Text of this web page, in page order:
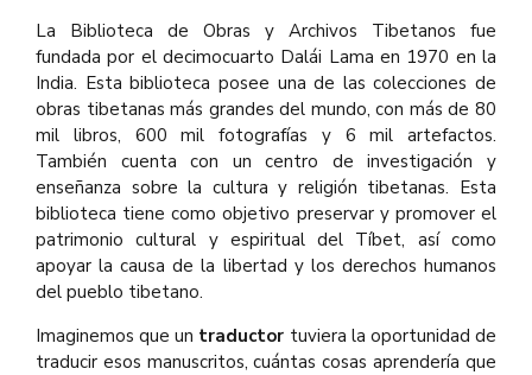
La Biblioteca de Obras y Archivos Tibetanos fue
fundada por el decimocuarto Dalái Lama en 1970 en la
India. Esta biblioteca posee una de las colecciones de
obras tibetanas más grandes del mundo, con más de 80
mil libros, 600 mil fotografías y 6 mil artefactos.
También cuenta con un centro de investigación y
enseñanza sobre la cultura y religión tibetanas. Esta
biblioteca tiene como objetivo preservar y promover el
patrimonio cultural y espiritual del Tíbet, así como
apoyar la causa de la libertad y los derechos humanos
del pueblo tibetano.
Imaginemos que un traductor tuviera la oportunidad de
traducir esos manuscritos, cuántas cosas aprendería que